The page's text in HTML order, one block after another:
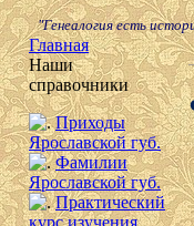
"Генеалогия есть
Главная
Наши
справочники
Приходы
Ярославской губ.
Фамилии
Ярославской губ.
Практический
курс изучения